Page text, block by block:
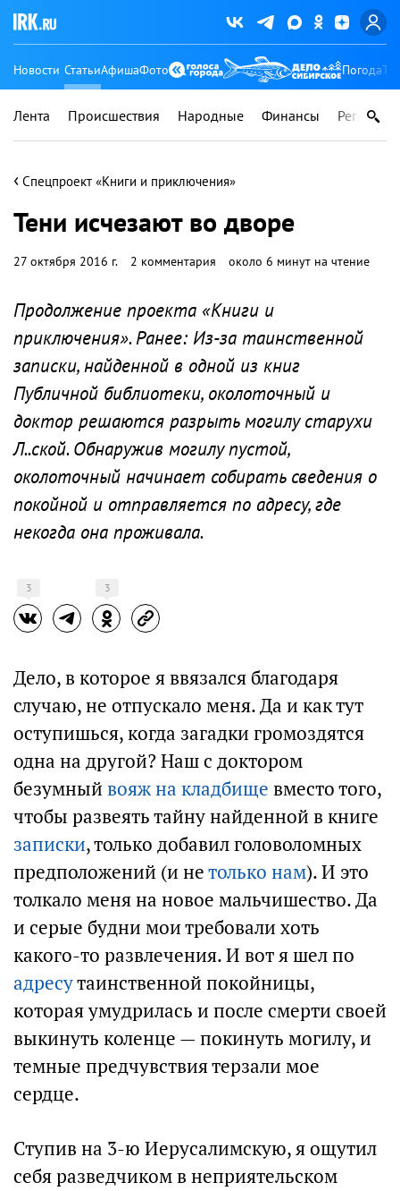
Новости СтатьиАфишаФото Погода
Лента Происшествия Народные Финансы Регионы
‹ Спецпроект «Книги и приключения»
Тени исчезают во дворе
27 октября 2016 г. 2 комментария около 6 минут на чтение
Продолжение проекта «Книги и
приключения». Ранее: Из-за таинственной
записки, найденной в одной из книг
Публичной библиотеки, околоточный и
доктор решаются разрыть могилу старухи
Л..ской. Обнаружив могилу пустой,
околоточный начинает собирать сведения о
покойной и отправляется по адресу, где
некогда она проживала.
3 3
Дело, в которое я ввязался благодаря
случаю, не отпускало меня. Да и как тут
оступишься, когда загадки громоздятся
одна на другой? Наш с доктором
безумный вояж на кладбище вместо того,
чтобы развеять тайну найденной в книге
записки, только добавил головоломных
предположений (и нетолько нам). И это
толкало меня на новое мальчишество. Да
и серые будни мои требовали хоть
какого-то развлечения. И вот я шел по
адресутаинственной покойницы,
которая умудрилась и после смерти своей
выкинуть коленце — покинуть могилу, и
темные предчувствия терзали мое
сердце.
Ступив на 3-ю Иерусалимскую, я ощутил
себя разведчиком в неприятельском